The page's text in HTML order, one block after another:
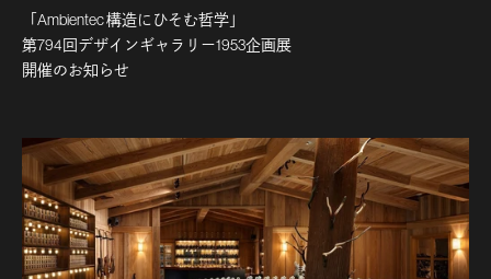
「Ambientec 構造にひそむ哲学」
第794回デザインギャラリー1953企画展
開催のお知らせ